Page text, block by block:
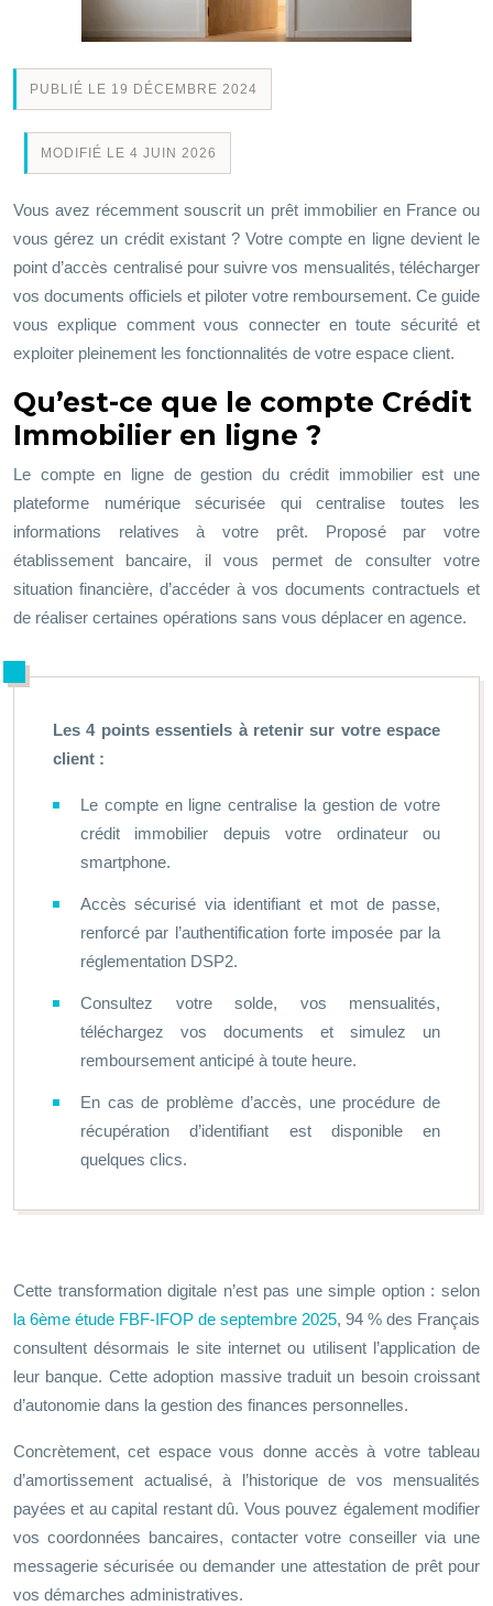
PUBLIÉ LE 19 DÉCEMBRE 2024
MODIFIÉ LE 4 JUIN 2026
Vous avez récemment souscrit un prêt immobilier en France ou
vous gérez un crédit existant ? Votre compte en ligne devient le
point d’accès centralisé pour suivre vos mensualités, télécharger
vos documents officiels et piloter votre remboursement. Ce guide
vous explique comment vous connecter en toute sécurité et
exploiter pleinement les fonctionnalités de votre espace client.
Qu’est-ce que le compte Crédit
Immobilier en ligne ?
Le compte en ligne de gestion du crédit immobilierest une
plateforme numérique sécurisée qui centralise toutes les
informations relatives à votre prêt. Proposé par votre
établissement bancaire, il vous permet de consulter votre
situation financière, d’accéder à vos documents contractuels et
de réaliser certaines opérations sans vous déplacer en agence.
Les 4 points essentiels à retenir sur votre espace
client :
Le compte en ligne centralise la gestion de votre
crédit immobilier depuis votre ordinateur ou
smartphone.
Accès sécurisé via identifiant et mot de passe,
renforcé par l’authentification forte imposée par la
réglementation DSP2.
Consultez votre solde, vos mensualités,
téléchargez vos documents et simulez un
remboursement anticipé à toute heure.
En cas de problème d’accès, une procédure de
récupération d’identifiant est disponible en
quelques clics.
Cette transformation digitale n’est pas une simple option : selon
la 6ème étude FBF-IFOP de septembre 2025, 94 % des Français
consultent désormais le site internet ou utilisent l’application de
leur banque. Cette adoption massive traduit un besoin croissant
d’autonomie dans la gestion des finances personnelles.
Concrètement, cet espace vous donne accès à votre tableau
d’amortissement actualisé, à l’historique de vos mensualités
payées et au capital restant dû. Vous pouvez également modifier
vos coordonnées bancaires, contacter votre conseiller via une
messagerie sécurisée ou demander une attestation de prêt pour
vos démarches administratives.